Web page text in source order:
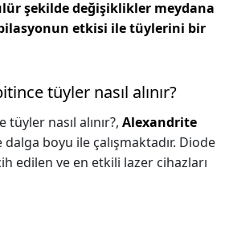
şekilde değişiklikler meydana
etkisi ile tüylerini bir
tüyler nasıl alınır?
nasıl alınır?, Alexandrite
boyu ile çalışmaktadır. Diode
edilen ve en etkili lazer cihazları